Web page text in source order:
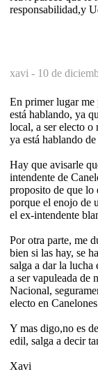
responsabilidad,y
xavi - 10 de
En primer lugar me
está hablando, ya
local, a ser electo
ya está hablando
Hay que avisarle
intendente de
proposito de que lo
porque el enojo de
el ex-intendente
Por otra parte, me
bien si las hay, se
salga a dar la lucha
a ser vapuleada de
Nacional,
electo en
Y mas digo,no es
edil, salga a decir
Xavi